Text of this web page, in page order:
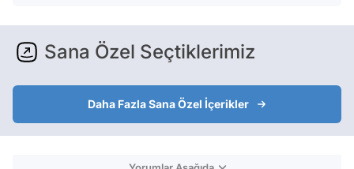
Sana Özel Seçtiklerimiz
Daha Fazla Sana Özel İçerikler